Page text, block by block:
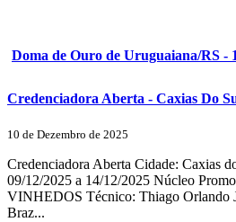
Doma de Ouro de Uruguaiana/RS -
Credenciadora Aberta - Caxias Do
10 de Dezembro de 2025
Credenciadora Aberta Cidade: Caxias
09/12/2025 a 14/12/2025 Núcleo
VINHEDOS Técnico: Thiago Orlando
Braz...